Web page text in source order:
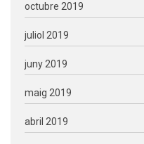
octubre 2019
juliol 2019
juny 2019
maig 2019
abril 2019